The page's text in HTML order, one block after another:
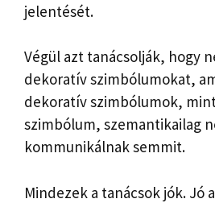
jelentését.
Végül azt tanácsolják, hogy
dekoratív szimbólumokat,
dekoratív szimbólumok,
szimbólum, szemantikailag
kommunikálnak semmit.
Mindezek a tanácsok jók. Jó